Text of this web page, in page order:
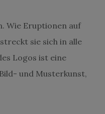
Wie Eruptionen auf
sie sich in alle
Logos ist eine
und Musterkunst,